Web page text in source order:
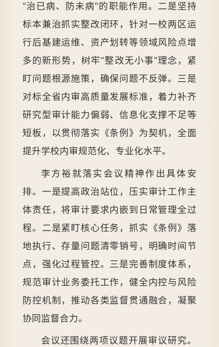
“治已病、防未病”的职能作用。二是坚持
标本兼治抓实整改闭环，针对一校两区运
行后基建运维、资产划转等领域风险点增
多的新形势，树牢“整改无小事”理念，紧
盯问题根源施策，确保问题不反弹。三是
对标全省内审高质量发展标准，着力补齐
研究型审计能力偏弱、信息化支撑不足等
短板，以贯彻落实《条例》为契机，全面
提升学校内审规范化、专业化水平。
李方裕就落实会议精神作出具体安
排。一是提高政治站位，压实审计工作主
体责任，将审计要求内嵌到日常管理全过
程。二是紧盯核心任务，抓实《条例》落
地执行、存量问题清零销号，明确时间节
点，强化过程管控。三是完善制度体系，
规范审计业务委托工作，健全内控与风险
防控机制，推动各类监督贯通融合，凝聚
协同监督合力。
会议还围绕两项议题开展审议研究。